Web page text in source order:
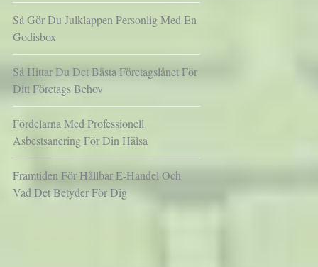
Så Gör Du Julklappen Personlig Med En
Godisbox
Så Hittar Du Det Bästa Företagslånet För
Ditt Företags Behov
Fördelarna Med Professionell
Asbestsanering För Din Hälsa
Framtiden För Hållbar E-Handel Och
Vad Det Betyder För Dig